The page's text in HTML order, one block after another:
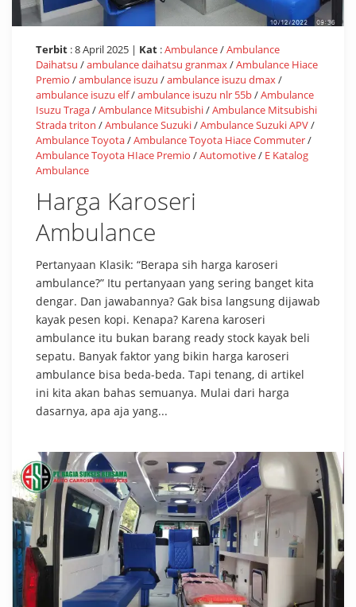
Terbit : 8 April 2025 | Kat :Ambulance/Ambulance
Daihatsu /ambulance daihatsu granmax/Ambulance Hiace
Premio /ambulance isuzu /ambulance isuzu dmax/
ambulance isuzu elf/ambulance isuzu nlr 55b/Ambulance
Isuzu Traga/Ambulance Mitsubishi/Ambulance Mitsubishi
Strada triton /Ambulance Suzuki/Ambulance Suzuki APV/
Ambulance Toyota/Ambulance Toyota Hiace Commuter/
Ambulance Toyota HIace Premio /Automotive/ E Katalog
Ambulance
Harga Karoseri
Ambulance
Pertanyaan Klasik: “Berapa sih harga karoseri
ambulance?” Itu pertanyaan yang sering banget kita
dengar. Dan jawabannya? Gak bisa langsung dijawab
kayak pesen kopi. Kenapa? Karena karoseri
ambulance itu bukan barang ready stock kayak beli
sepatu. Banyak faktor yang bikin harga karoseri
ambulance bisa beda-beda. Tapi tenang, di artikel
ini kita akan bahas semuanya. Mulai dari harga
dasarnya, apa aja yang...